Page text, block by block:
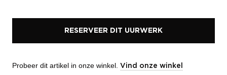
RESERVEER DIT UURWERK
Probeer dit artikel in onze winkel. Vind onze winkel